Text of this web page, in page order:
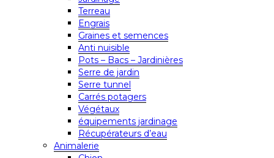
Terreau
Engrais
Graines et semences
Anti nuisible
Pots – Bacs – Jardinières
Serre de jardin
Serre tunnel
Carrés potagers
Végétaux
équipements jardinage
Récupérateurs d’eau
Animalerie